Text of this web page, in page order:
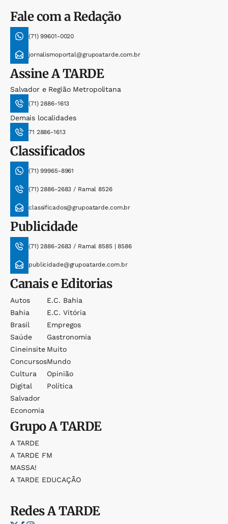
Fale com a Redação
(71) 99601-0020
jornalismoportal@grupoatarde.com.br
AssineA TARDE
Salvador e Região Metropolitana
(71) 2886-1613
Demais localidades
71 2886-1613
Classificados
(71) 99965-8961
(71) 2886-2683 / Ramal 8526
classificados@grupoatarde.com.br
Publicidade
(71) 2886-2683 / Ramal 8585 | 8586
publicidade@grupoatarde.com.br
Canais e Editorias
Autos
Bahia
Brasil
Saúde
Cineinsite
Concursos
Cultura
Digital
Salvador
Economia
E.c. Bahia
E.c. Vitória
Empregos
Gastronomia
Muito
Mundo
Opinião
Política
GrupoA TARDE
A TARDE
A TARDE FM
MASSA!
A TARDE EDUCAÇÃO
RedesA TARDE